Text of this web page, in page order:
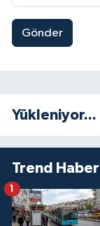
Gönder
Yükleniyor...
Trend
1